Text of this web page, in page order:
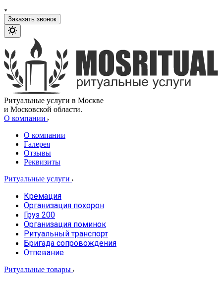
Заказать звонок
Ритуальные услуги в Москве
и Московской области.
О компании
О компании
Галерея
Отзывы
Реквизиты
Ритуальные услуги
Кремация
Организация похорон
Груз 200
Организация поминок
Ритуальный транспорт
Бригада сопровождения
Отпевание
Ритуальные товары